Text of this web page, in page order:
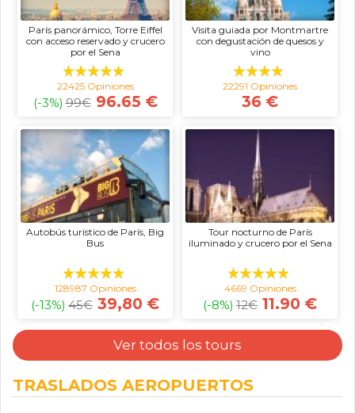
París panorámico, Torre Eiffel
con acceso reservado y crucero
por el Sena
22425 Opiniones
(-3%) 99€ 96.65 €
Visita guiada por Montmartre
con degustación de quesos y
vino
22291 Opiniones
36 €
Autobús turístico de París, Big
Bus
128987 Opiniones
(-13%) 45€ 39,80 €
Tour nocturno de París
iluminado y crucero por el Sena
4669 Opiniones
(-8%) 12€ 11.90 €
Ver todos los tours
TRASLADOS AEROPUERTOS